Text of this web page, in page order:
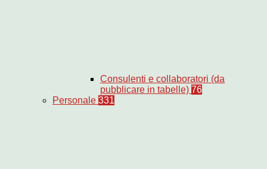
Consulenti e collaboratori (da
pubblicare in tabelle) 76
Personale 331